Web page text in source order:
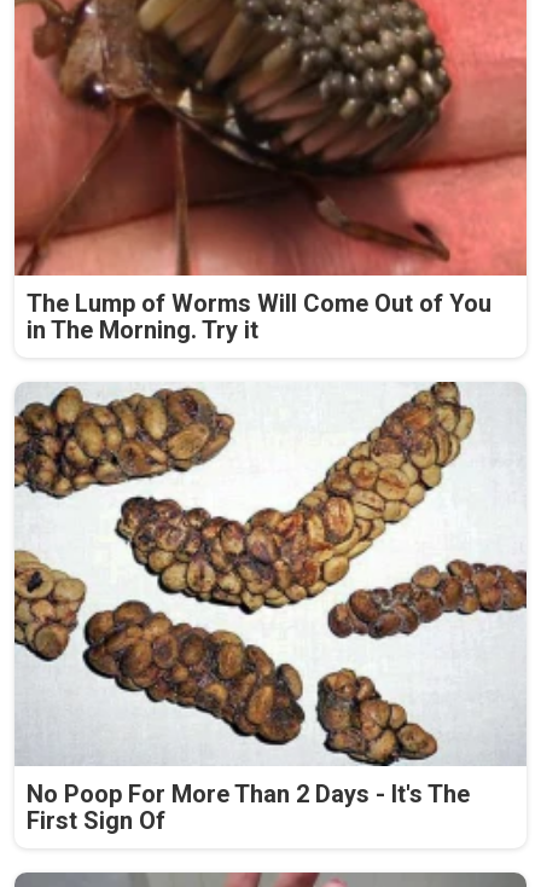
The Lump of Worms Will Come Out of You
in The Morning. Try it
No Poop For More Than 2 Days - It's The
First Sign Of